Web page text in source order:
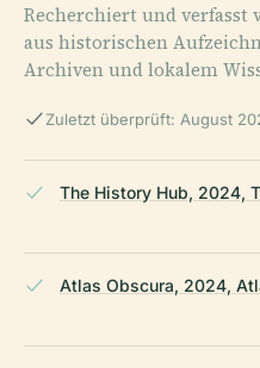
Recherchiert und verfasst
aus historischen
Archiven und lokalem
Zuletzt überprüft: August
The History Hub, 2024,
Atlas Obscura, 2024,